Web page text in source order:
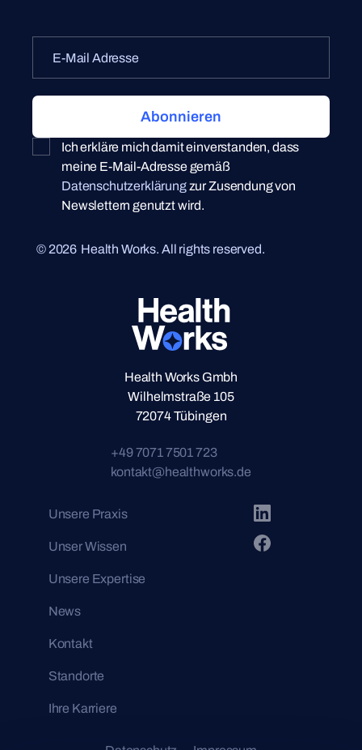
Health Works Gmbh
Wilhelmstraße 105
72074 Tübingen
+49 7071 7501 723
kontakt@healthworks.de
Unsere Praxis
Unser Wissen
Unsere Expertise
News
Kontakt
Standorte
Ihre Karriere
Ich erkläre mich damit einverstanden, dass
meine E-Mail-Adresse gemäß
Datenschutzerklärungzur Zusendung von
Newslettern genutzt wird.
© 2026 Health Works. All rights reserved.